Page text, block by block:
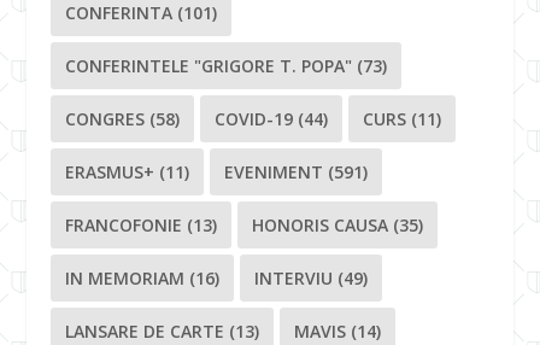
CONFERINTA (101)
CONFERINTELE "GRIGORE T. POPA" (73)
CONGRES (58) COVID-19 (44) CURS (11)
ERASMUS+ (11) EVENIMENT (591)
FRANCOFONIE (13) HONORIS CAUSA (35)
IN MEMORIAM (16) INTERVIU (49)
LANSARE DE CARTE (13) MAVIS (14)